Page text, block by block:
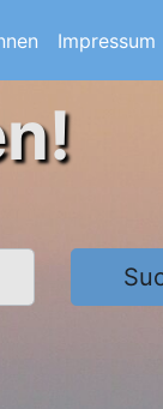
Impressum